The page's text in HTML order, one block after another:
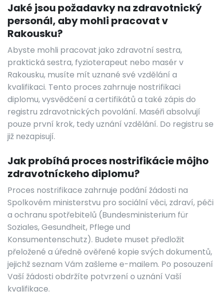
Jaké jsou požadavky na zdravotnický
personál, aby mohli pracovat v
Rakousku?
Abyste mohli pracovat jako zdravotní sestra,
praktická sestra, fyzioterapeut nebo masér v
Rakousku, musíte mít uznané své vzdělání a
kvalifikaci. Tento proces zahrnuje nostrifikaci
diplomu, vysvědčení a certifikátů a také zápis do
registru zdravotnických povolání. Maséři absolvují
pouze první krok, tedy uznání vzdělání. Do registru se
již nezapisují.
Jak probíhá proces nostrifikácie môjho
zdravotníckeho diplomu?
Proces nostrifikace zahrnuje podání žádosti na
Spolkovém ministerstvu pro sociální věci, zdraví, péči
a ochranu spotřebitelů (Bundesministerium für
Soziales, Gesundheit, Pflege und
Konsumentenschutz). Budete muset předložit
přeložené a úředně ověřené kopie svých dokumentů,
jejichž seznam Vám zašleme e-mailem. Po posouzení
Vaší žádosti obdržíte potvrzení o uznání Vaší
kvalifikace.